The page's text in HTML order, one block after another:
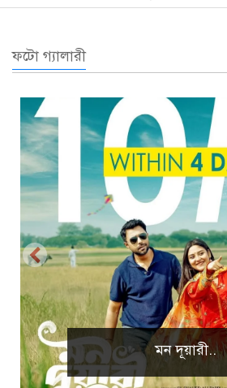
ফটো গ্যালারী
প্রাকৃতিক দৃশ্য